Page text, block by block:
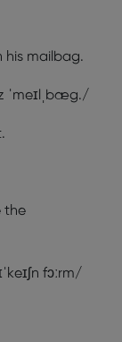
his mailbag.
ˈmeɪlˌbæg./
the
fɔːrm/